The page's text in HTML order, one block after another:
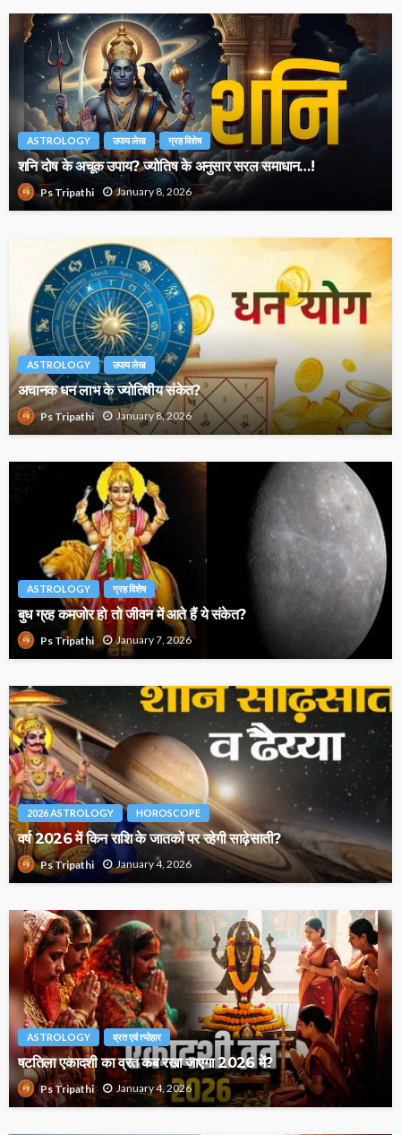
ASTROLOGY उपाय लेख ग्रह विशेष
शनि दोष के अचूक उपाय? ज्योतिष के अनुसार सरल समाधान…!
Ps Tripathi January 8, 2026
ASTROLOGY उपाय लेख
अचानक धन लाभ के ज्योतिषीय संकेत?
Ps Tripathi January 8, 2026
ASTROLOGY ग्रह विशेष
बुध ग्रह कमजोर हो तो जीवन में आते हैं ये संकेत?
Ps Tripathi January 7, 2026
2026 ASTROLOGY HOROSCOPE
वर्ष 2026 में किन राशि के जातकों पर रहेगी साढ़ेसाती?
Ps Tripathi January 4, 2026
ASTROLOGY व्रत एवं त्योहार
षटतिला एकादशी का व्रत कब रखा जाएगा 2026 में?
Ps Tripathi January 4, 2026